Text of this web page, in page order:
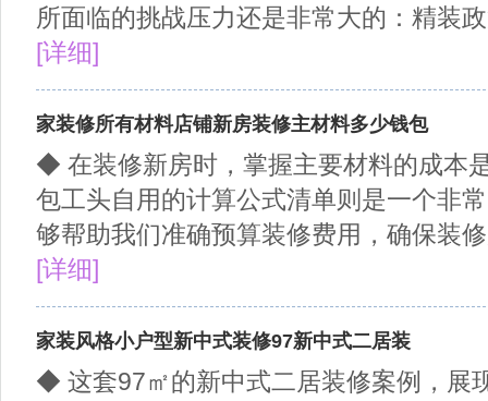
所面临的挑战压力还是非常大的：精装
[详细]
家装修所有材料店铺新房装修主材料多少钱包
◆ 在装修新房时，掌握主要材料的成本
包工头自用的计算公式清单则是一个非
够帮助我们准确预算装修费用，确保装
[详细]
家装风格小户型新中式装修97新中式二居装
◆ 这套97㎡的新中式二居装修案例，展